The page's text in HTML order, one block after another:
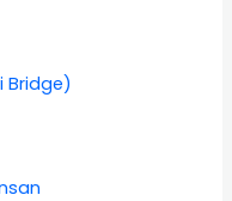
Bridge)